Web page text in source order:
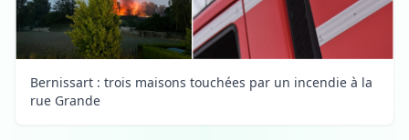
Bernissart : trois maisons touchées par un incendie à la
rue Grande